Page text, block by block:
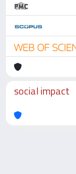
social impact